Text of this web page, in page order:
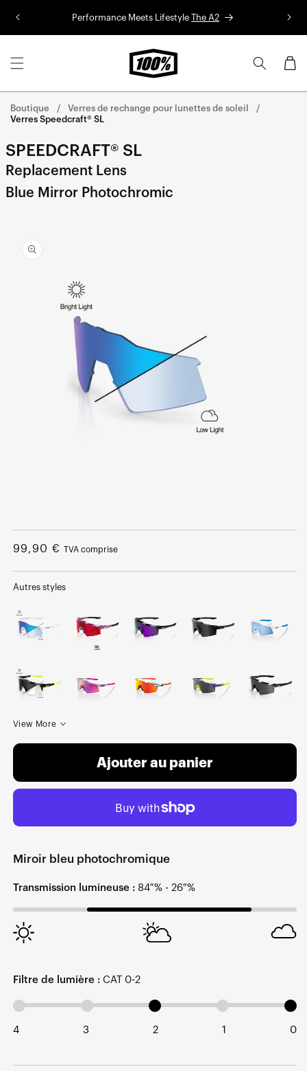
Performance Meets Lifestyle The A2
Panier
Boutique
Verres de rechange pour lunettes de soleil
Verres Speedcraft® SL
SPEEDCRAFT® SL
Replacement Lens
Blue Mirror Photochromic
informations
sur le
le
média
1
une
fenêtre
modale
Prix
99,90 € TVA comprise
Autres styles
View More
Ajouter au panier
Miroir bleu photochromique
Transmission lumineuse : 84 % - 26 %
Filtre de lumière : CAT 0-2
4 3 2 1 0